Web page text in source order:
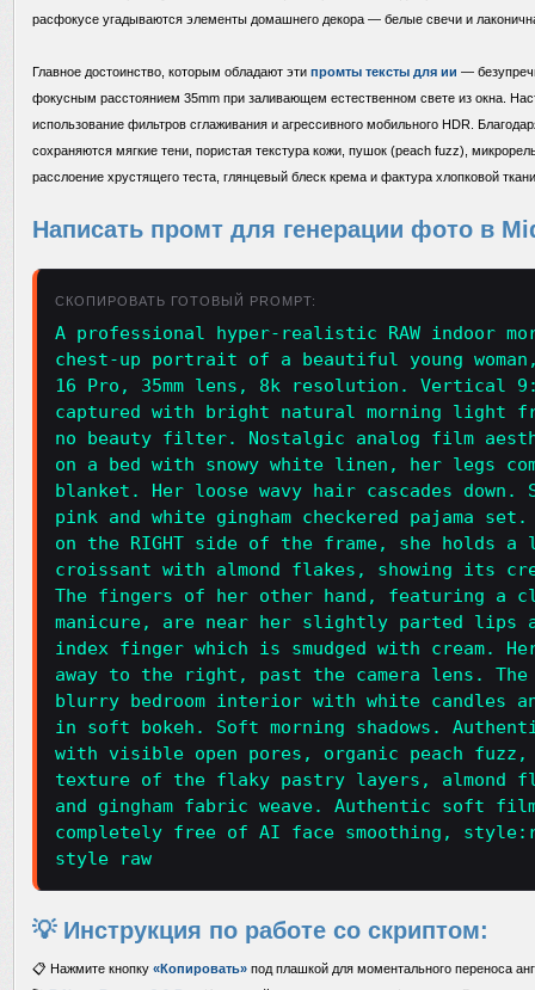
расфокусе угадываются элементы домашнего декора — белые свечи и
Главное достоинство, которым обладают эти промты тексты для ии —
фокусным расстоянием 35mm при заливающем естественном свете из окна.
использование фильтров сглаживания и агрессивного мобильного HDR.
сохраняются мягкие тени, пористая текстура кожи, пушок (peach fuzz),
расслоение хрустящего теста, глянцевый блеск крема и фактура хлопковой
Написать промт для генерации фото в
СКОПИРОВАТЬ ГОТОВЫЙ PROMPT:
A professional hyper-realistic RAW indoor
chest-up portrait of a beautiful young
16 Pro, 35mm lens, 8k resolution. Vertical
captured with bright natural morning light
no beauty filter. Nostalgic analog film
on a bed with snowy white linen, her legs
blanket. Her loose wavy hair cascades down.
pink and white gingham checkered pajama
on the RIGHT side of the frame, she holds
croissant with almond flakes, showing its
The fingers of her other hand, featuring a
manicure, are near her slightly parted lips
index finger which is smudged with cream.
away to the right, past the camera lens. The
blurry bedroom interior with white candles
in soft bokeh. Soft morning shadows.
with visible open pores, organic peach fuzz,
texture of the flaky pastry layers, almond
and gingham fabric weave. Authentic soft
completely free of AI face smoothing,
style raw
💡 Инструкция по работе со скриптом:
📋 Нажмите кнопку «Копировать» под плашкой для моментального переноса